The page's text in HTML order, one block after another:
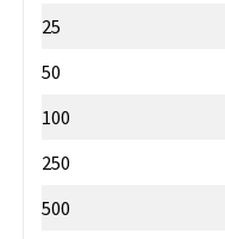
25
50
100
250
500